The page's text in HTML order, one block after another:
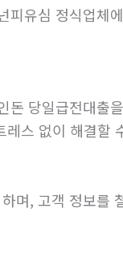
유심 정식업체
당일급전대출
스 없이 해결할
며, 고객 정보를